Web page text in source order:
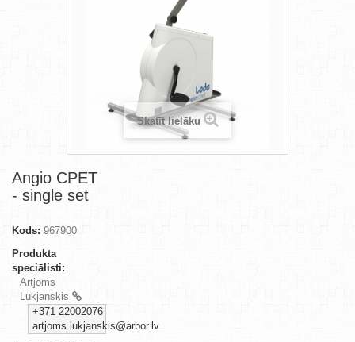
Skatīt lielāku
Angio CPET
- single set
Kods: 967900
Produkta
speciālisti:
Artjoms
Lukjanskis
+371 22002076
artjoms.lukjanskis@arbor.lv